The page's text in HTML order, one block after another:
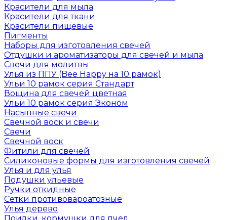
Красители для мыла
Красители для ткани
Красители пищевые
Пигменты
Наборы для изготовления свечей
Отдушки и ароматизаторы для свечей и мыла
Свечи для молитвы
Улья из ППУ (Bee Happy на 10 рамок)
Ульи 10 рамок серия Стандарт
Вощина для свечей цветная
Ульи 10 рамок серия Эконом
Насыпные свечи
Свечной воск и свечи
Свечи
Свечной воск
Фитили для свечей
Силиконовые формы для изготовления свечей
Улья и для улья
Подушки ульевые
Ручки откидные
Сетки противовароатозные
Улья дерево